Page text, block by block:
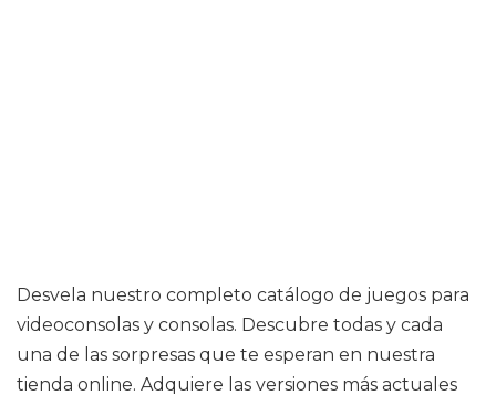
Desvela nuestro completo catálogo de juegos para
videoconsolas y consolas. Descubre todas y cada
una de las sorpresas que te esperan en nuestra
tienda online. Adquiere las versiones más actuales